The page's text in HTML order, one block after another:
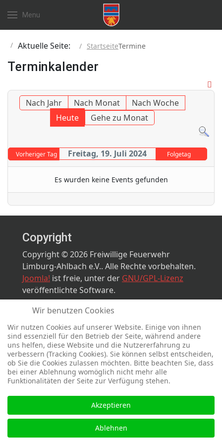
Menu
Aktuelle Seite: StartseiteTermine
Terminkalender
Nach Jahr Nach Monat
Nach Woche
Heute
Gehe zu Monat
Vorheriger Tag Freitag, 19. Juli 2024 Folgetag
Es wurden keine Events gefunden
Copyright
Copyright © 2026 Freiwillige Feuerwehr
Limburg-Ahlbach e.V.. Alle Rechte vorbehalten.
Joomla! ist freie, unter der GNU/GPL-Lizenz
veröffentlichte Software.
Designed bysinciPowered by
Wir benutzen Cookies
Wir nutzen Cookies auf unserer Website. Einige von ihnen
sind essenziell für den Betrieb der Seite, während andere
uns helfen, diese Website und die Nutzererfahrung zu
verbessern (Tracking Cookies). Sie können selbst entscheiden,
ob Sie die Cookies zulassen möchten. Bitte beachten Sie, dass
bei einer Ablehnung womöglich nicht mehr alle
Funktionalitäten der Seite zur Verfügung stehen.
Akzeptieren
Ablehnen